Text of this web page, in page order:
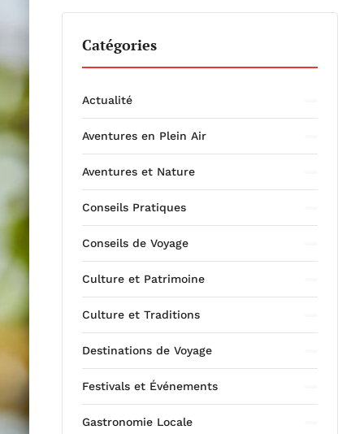
Catégories
Actualité
Aventures en Plein Air
Aventures et Nature
Conseils Pratiques
Conseils de Voyage
Culture et Patrimoine
Culture et Traditions
Destinations de Voyage
Festivals et Événements
Gastronomie Locale